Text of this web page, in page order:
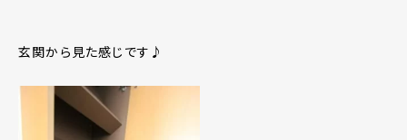
玄関から見た感じです♪